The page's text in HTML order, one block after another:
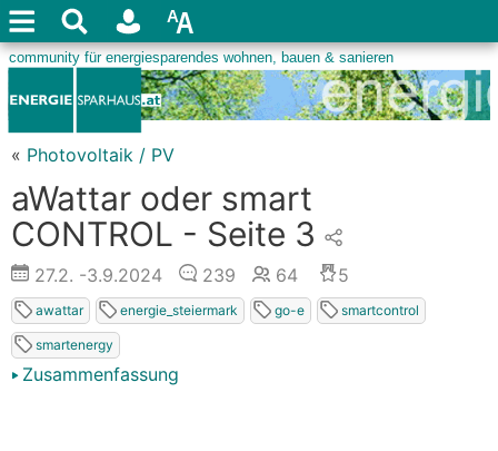
« Photovoltaik / PV
aWattar oder smart
CONTROL - Seite 3
27.2. -3.9.2024 239 64 5
awattar energie_steiermark go-e smartcontrol
smartenergy
Zusammenfassung